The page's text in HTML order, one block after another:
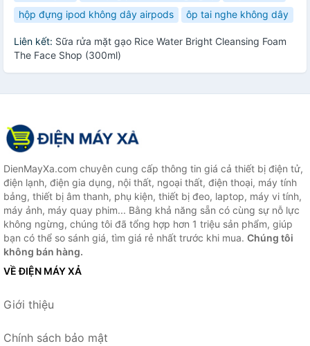
hộp đựng ipod không dây airpods
ôp tai nghe không dây
Liên kết: Sữa rửa mặt gạo Rice Water Bright Cleansing Foam
The Face Shop (300ml)
DienMayXa.com chuyên cung cấp thông tin giá cả thiết bị điện tử,
điện lạnh, điện gia dụng, nội thất, ngoại thất, điện thoại, máy tính
bảng, thiết bị âm thanh, phụ kiện, thiết bị đeo, laptop, máy vi tính,
máy ảnh, máy quay phim... Bằng khả năng sẵn có cùng sự nỗ lực
không ngừng, chúng tôi đã tổng hợp hơn 1 triệu sản phẩm, giúp
bạn có thể so sánh giá, tìm giá rẻ nhất trước khi mua. Chúng tôi
không bán hàng.
VỀ ĐIỆN MÁY XẢ
Giới thiệu
Chính sách bảo mật